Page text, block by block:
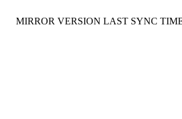
MIRROR VERSION LAST SYNC